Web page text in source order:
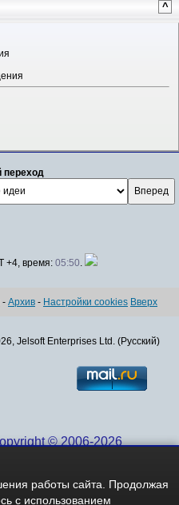
^
переход
+4, время: 05:50.
- Архив - Настройки cookies Вверх
Jelsoft Enterprises Ltd. (Русский)
© 2006-2026
работы сайта. Продолжая
с использованием